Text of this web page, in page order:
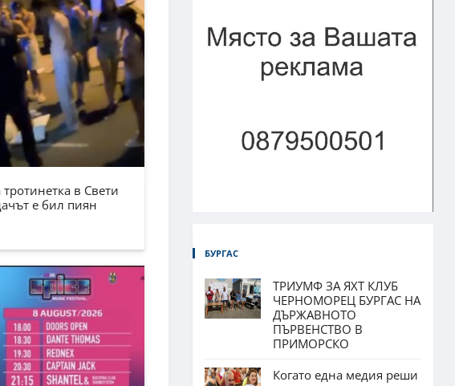
в Свети
е бил пиян
БУРГАС
ТРИУМФ ЗА ЯХТ КЛУБ
ЧЕРНОМОРЕЦ БУРГАС НА
ДЪРЖАВНОТО
ПЪРВЕНСТВО В
ПРИМОРСКО
Когато една медия реши